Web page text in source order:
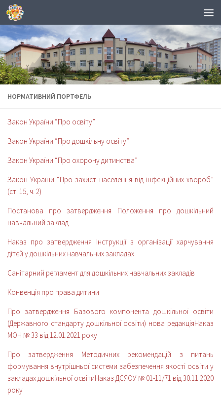
Skip to content
НОРМАТИВНИЙ ПОРТФЕЛЬ
Закон України “Про освіту”
Закон України “Про дошкільну освіту”
Закон України “Про охорону дитинства”
Закон України “Про захист населення від інфекційних хвороб”
(ст. 15, ч. 2)
Постанова про затвердження Положення про дошкільний
навчальний заклад
Наказ про затвердження Інструкції з організації харчування
дітей у дошкільних навчальних закладах
Санітарний регламент для дошкільних навчальних закладів
Конвенція про права дитини
Про затвердження Базового компонента дошкільної освіти
(Державного стандарту дошкільної освіти) нова редакціяНаказ
МОН № 33 від 12.01.2021 року
Про затвердження Методичних рекомендацій з питань
формування внутрішньої системи забезпечення якості освіти у
закладах дошкільної освітиНаказ ДСЯОУ № 01-11/71 від 30.11.2020
року